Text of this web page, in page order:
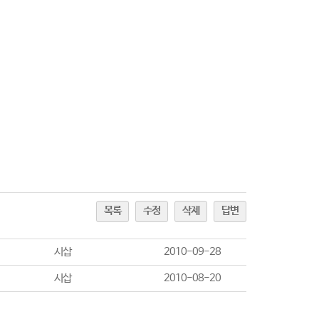
목록 수정 삭제 답변
시삽 2010-09-28
시삽 2010-08-20